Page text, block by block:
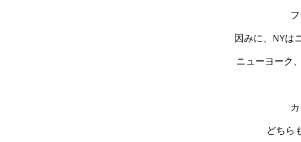
因みに、NYは
ニューヨーク
どちら